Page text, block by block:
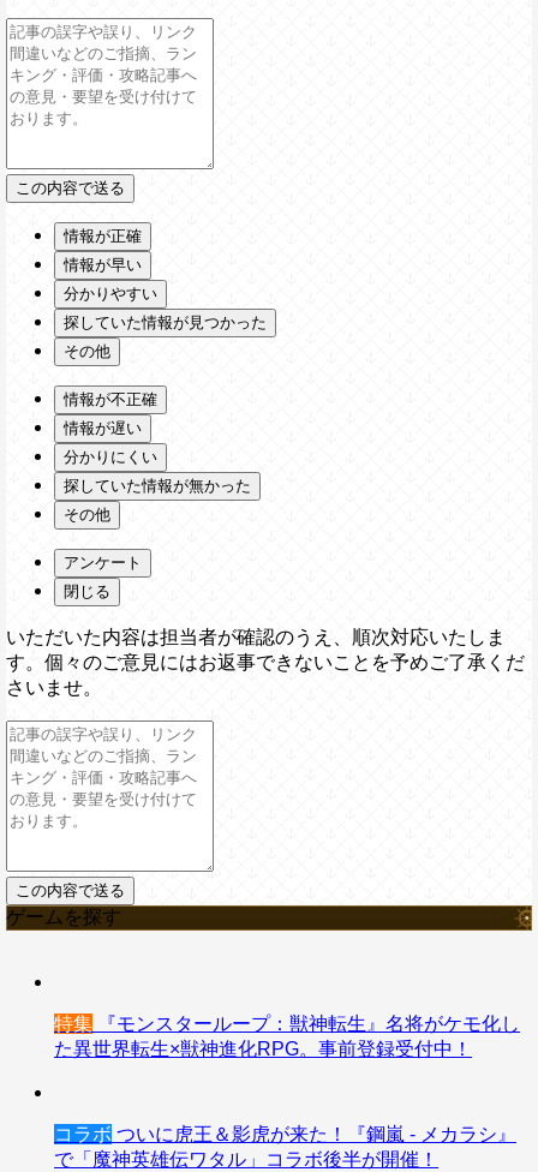
情報が正確
情報が早い
分かりやすい
探していた情報が見つかった
その他
情報が不正確
情報が遅い
分かりにくい
探していた情報が無かった
その他
アンケート
閉じる
いただいた内容は担当者が確認のうえ、順次対応いたしま
す。個々のご意見にはお返事できないことを予めご了承くだ
さいませ。
ゲームを探す
特集 『モンスターループ：獣神転生』名将がケモ化し
た異世界転生×獣神進化RPG。事前登録受付中！
コラボ ついに虎王＆影虎が来た！『鋼嵐 - メカラシ』
で「魔神英雄伝ワタル」コラボ後半が開催！